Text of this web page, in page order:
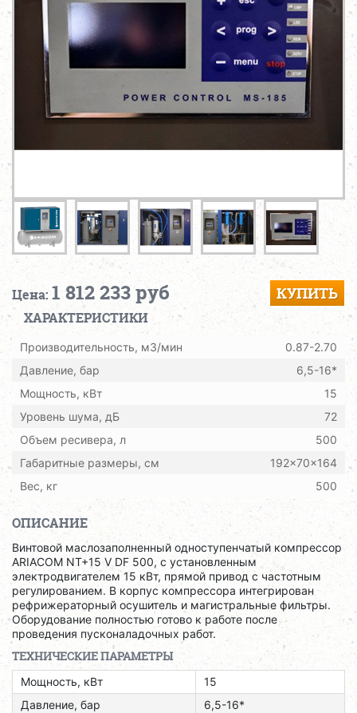
Цена: 1 812 233 руб КУПИТЬ
ХАРАКТЕРИСТИКИ
Производительность, м3/мин
0.87-2.70
Давление, бар
6,5-16*
Мощность, кВт
15
Уровень шума, дБ
72
Объем ресивера, л
500
Габаритные размеры, см
192x70x164
Вес, кг
500
ОПИСАНИЕ
Винтовой маслозаполненный одноступенчатый компрессор
ARIACOM NT+15 V DF 500, с установленным
электродвигателем 15 кВт, прямой привод с частотным
регулированием. В корпус компрессора интегрирован
рефрижераторный осушитель и магистральные фильтры.
Оборудование полностью готово к работе после
проведения пусконаладочных работ.
ТЕХНИЧЕСКИЕ ПАРАМЕТРЫ
Мощность, кВт
15
Давление, бар
6,5-16*